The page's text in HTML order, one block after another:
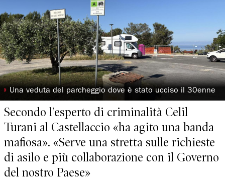
◗ Una veduta del parcheggio dove è stato ucciso il 30enne
Secondo l’esperto di criminalità Celil
Turani al Castellaccio «ha agito una banda
mafiosa». «Serve una stretta sulle richieste
di asilo e più collaborazione con il Governo
del nostro Paese»